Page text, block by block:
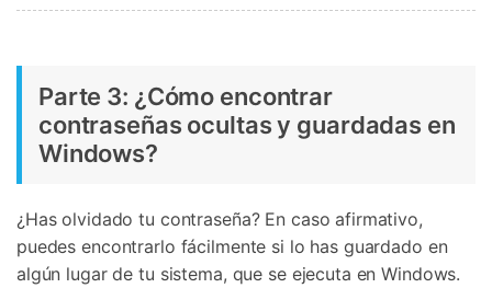
Parte 3: ¿Cómo encontrar
contraseñas ocultas y guardadas en
Windows?
¿Has olvidado tu contraseña? En caso afirmativo,
puedes encontrarlo fácilmente si lo has guardado en
algún lugar de tu sistema, que se ejecuta en Windows.